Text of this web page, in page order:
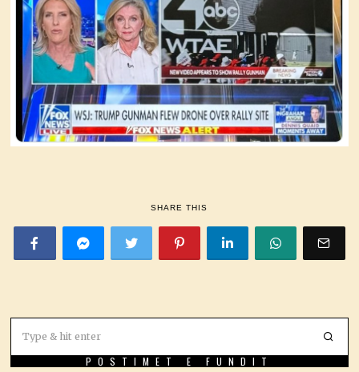
SHARE THIS
POSTIMET E FUNDIT